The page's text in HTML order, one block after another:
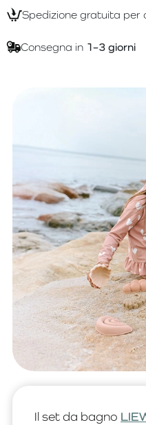
Spedizione gratuita per
Consegna in 1–3 giorni
Il set da bagno